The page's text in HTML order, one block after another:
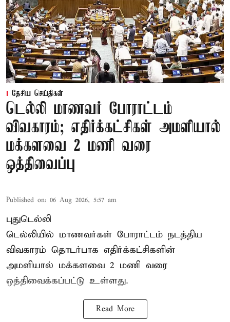
தேசிய செய்திகள்
டெல்லி மாணவர் போராட்டம்
விவகாரம்; எதிர்க்கட்சிகள் அமளியால்
மக்களவை 2 மணி வரை
ஒத்திவைப்பு
Published on: 06 Aug 2026, 5:57 am
புதுடெல்லி
டெல்லியில் மாணவர்கள் போராட்டம் நடத்திய
விவகாரம் தொடர்பாக எதிர்க்கட்சிகளின்
அமளியால் மக்களவை 2 மணி வரை
ஒத்திவைக்கப்பட்டு உள்ளது.
Read More